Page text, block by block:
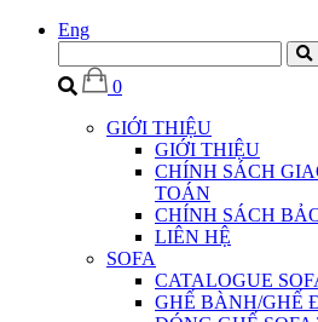
Eng
0
GIỚI THIỆU
GIỚI THIỆU
CHÍNH SÁCH
TOÁN
CHÍNH SÁCH
LIÊN HỆ
SOFA
CATALOGUE
GHẾ BÀNH/GHẾ